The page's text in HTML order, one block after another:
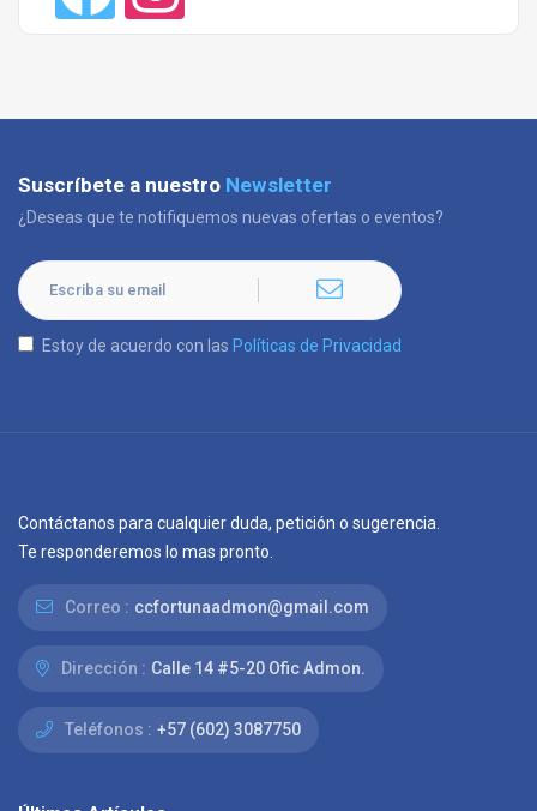
Suscríbete a nuestro Newsletter
¿Deseas que te notifiquemos nuevas ofertas o eventos?
Estoy de acuerdo con las Políticas de Privacidad
Contáctanos para cualquier duda, petición o sugerencia.
Te responderemos lo mas pronto.
Correo : ccfortunaadmon@gmail.com
Dirección : Calle 14 #5-20 Ofic Admon.
Teléfonos : +57 (602) 3087750